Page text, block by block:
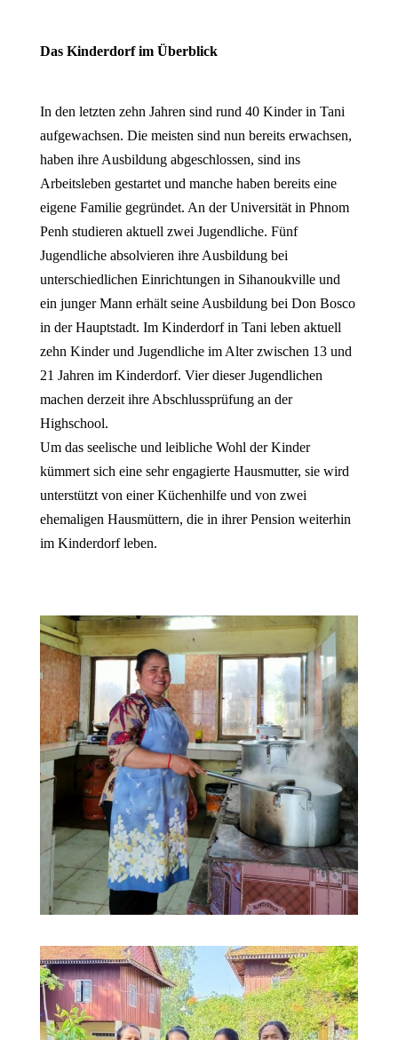
Das Kinderdorf im Überblick
In den letzten zehn Jahren sind rund 40 Kinder in Tani
aufgewachsen. Die meisten sind nun bereits erwachsen,
haben ihre Ausbildung abgeschlossen, sind ins
Arbeitsleben gestartet und manche haben bereits eine
eigene Familie gegründet. An der Universität in Phnom
Penh studieren aktuell zwei Jugendliche. Fünf
Jugendliche absolvieren ihre Ausbildung bei
unterschiedlichen Einrichtungen in Sihanoukville und
ein junger Mann erhält seine Ausbildung bei Don Bosco
in der Hauptstadt. Im Kinderdorf in Tani leben aktuell
zehn Kinder und Jugendliche im Alter zwischen 13 und
21 Jahren im Kinderdorf. Vier dieser Jugendlichen
machen derzeit ihre Abschlussprüfung an der
Highschool.
Um das seelische und leibliche Wohl der Kinder
kümmert sich eine sehr engagierte Hausmutter, sie wird
unterstützt von einer Küchenhilfe und von zwei
ehemaligen Hausmüttern, die in ihrer Pension weiterhin
im Kinderdorf leben.